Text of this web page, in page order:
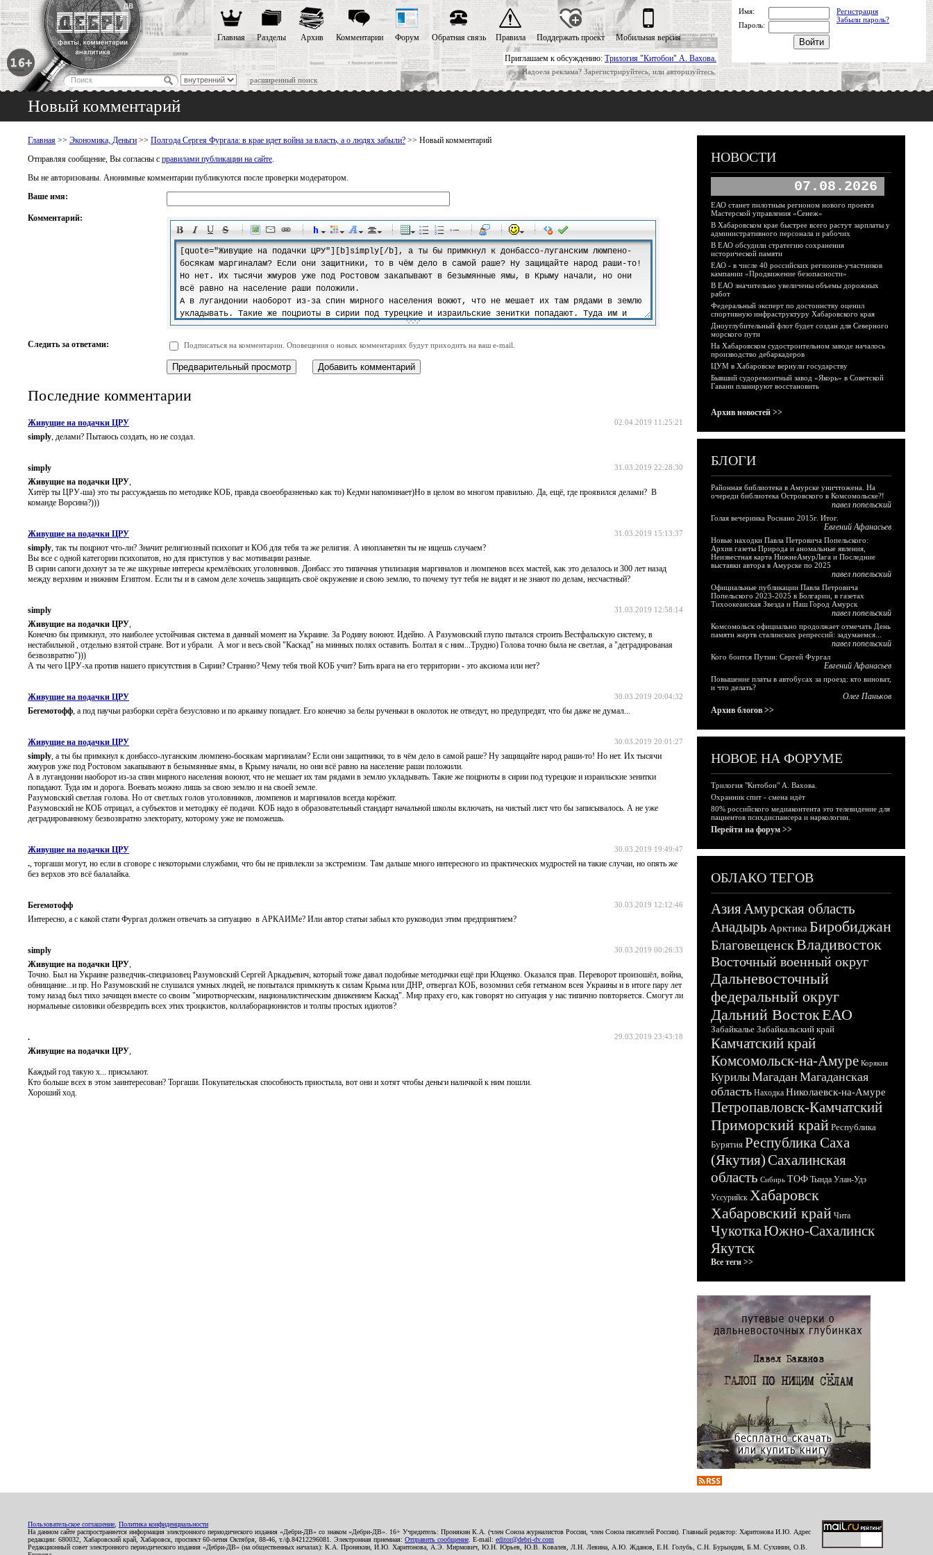
Приглашаем к обсуждению: Трилогия "Китобои" А. Вахова.
Надоела реклама? Зарегистрируйтесь, или авторизуйтесь.
расширенный поиск
Главная Разделы Архив Комментарии Форум Обратная связь Правила Поддержать проект Мобильная версия
Имя:
Регистрация
Забыли пароль?
Пароль:
Новый комментарий
Главная >> Экономика, Деньги >> Полгода Сергея Фургала: в крае идет война за власть, а о людях забыли? >> Новый комментарий
Отправляя сообщение, Вы согласны с правилами публикации на сайте.
Вы не авторизованы. Анонимные комментарии публикуются после проверки модератором.
Ваше имя:
Комментарий:
-
-
-
-
-
-
-
-
-
-
-
-
-
-
-
-
-
-
-
-
-
-
-
-
-
-
-
-
-
-
-
-
-
-
-
-
-
-
-
-
-
-
-
-
-
-
-
-
-
-
-
-
-
-
-
-
-
-
Следить за ответами: Подписаться на комментарии. Оповещения о новых комментариях будут приходить на ваш e-mail.
Последние комментарии
02.04.2019 11:25:21
Живущие на подачки ЦРУ
simply , делами? Пытаюсь создать, но не создал.
31.03.2019 22:28:30
simply
Живущие на подачки ЦРУ
Хитёр ты ЦРУ-ша) это ты рассуждаешь по методике КОБ, правда своеобразненько как то) Кедми напоминает)Но в целом во многом правильно. Да, ещё, где проявился делами? В
команде Ворсина?)))
31.03.2019 15:13:37
Живущие на подачки ЦРУ
simply , так ты поцриот что-ли? Значит религиозный психопат и КОб для тебя та же религия. А инопланетян ты не ищешь случаем?
Вы все с одной категории психопатов, но для приступов у вас мотивации разные.
В сирии сапоги дохнут за те же шкурные интересы кремлёвских уголовников. Донбасс это типичная утилизация маргиналов и люмпенов всех мастей, как это делалось и 300 лет назад
между верхним и нижним Египтом. Если ты и в самом деле хочешь защищать своё окружение и свою землю, то почему тут тебя не видят и не знают по делам, несчастный?
31.03.2019 12:58:14
simply
Живущие на подачки ЦРУ
Конечно бы примкнул, это наиболее устойчивая система в данный момент на Украине. За Родину воюют. Идейно. А Разумовский глупо пытался строить Вестфальскую систему, в
нестабильной , отдельно взятой стране. Вот и убрали. А мог и весь свой "Каскад" на минных полях оставить. Болтал я с ним...Трудно) Голова точно была не светлая, а "деградированая
безвозвратно")))
А ты чего ЦРУ-ха против нашего присутствия в Сирии? Странно? Чему тебя твой КОБ учит? Бить врага на его территории - это аксиома или нет?
30.03.2019 20:04:32
Живущие на подачки ЦРУ
Бегемотофф , а под паучьи разборки серёга безусловно и по аркаиму попадает. Его конечно за белы рученьки в околоток не отведут, но предупредят, что бы даже не думал...
30.03.2019 20:01:27
Живущие на подачки ЦРУ
simply , а ты бы примкнул к донбассо-луганским люмпено-босякам маргиналам? Если они защитники, то в чём дело в самой раше? Ну защищайте народ раши-то! Но нет. Их тысячи
жмуров уже под Ростовом закапывают в безымянные ямы, в Крыму начали, но они всё равно на население раши положили.
А в лугандонии наоборот из-за спин мирного населения воюют, что не мешает их там рядами в землю укладывать. Такие же поцриоты в сирии под турецкие и израильские зенитки
попадают. Туда им и дорога. Воевать можно лишь за свою землю и на своей земле.
Разумовский светлая голова. Но от светлых голов уголовников, люмпенов и маргиналов всегда корёжит.
Разумовский не КОБ отрицал, а субъектов и методику её подачи. КОБ надо в образовательный стандарт начальной школы включать, на чистый лист что бы записывалось. А не уже
деградированному безвозвратно электорату, которому уже не поможешь.
30.03.2019 19:49:47
Живущие на подачки ЦРУ
. , торгаши могут, но если в сговоре с некоторыми службами, что бы не привлекли за экстремизм. Там дальше много интересного из практических мудростей на такие случаи, но опять же
без верхов это всё балалайка.
30.03.2019 12:12:46
Бегемотофф
Интересно, а с какой стати Фургал должен отвечать за ситуацию в АРКАИМе? Или автор статьи забыл кто руководил этим предприятием?
30.03.2019 00:26:33
simply
Живущие на подачки ЦРУ
Точно. Был на Украине разведчик-спецназовец Разумовский Сергей Аркадьевич, который тоже давал подобные методички ещё при Ющенко. Оказался прав. Переворот произошёл, война,
обнищание...и пр. Но Разумовский не слушался умных людей, не попытался примкнуть к силам Крыма или ДНР, отвергал КОБ, возомнил себя гетманом всея Украины и в итоге пару лет
тому назад был тихо зачищен вместе со своим "миротворческим, националистическим движением Каскад". Мир праху его, как говорят но ситуация у нас типично повторяется. Смогут ли
нормальные силовики обезвредить всех этих троцкистов, коллаборационистов и толпы простых идиотов?
29.03.2019 23:43:18
.
Живущие на подачки ЦРУ
Каждый год такую х... присылают.
Кто больше всех в этом заинтересован? Торгаши. Покупательская способность приостыла, вот они и хотят чтобы деньги наличкой к ним пошли.
Хороший ход.
НОВОСТИ
07.08.2026
ЕАО станет пилотным регионом нового проекта
Мастерской управления «Сенеж»
В Хабаровском крае быстрее всего растут зарплаты у
административного персонала и рабочих
В ЕАО обсудили стратегию сохранения
исторической памяти
ЕАО - в числе 40 российских регионов-участников
кампании «Продвижение безопасности»
В ЕАО значительно увеличены объемы дорожных
работ
Федеральный эксперт по достоинству оценил
спортивную инфраструктуру Хабаровского края
Дноуглубительный флот будет создан для Северного
морского пути
На Хабаровском судостроительном заводе началось
производство дебаркадеров
ЦУМ в Хабаровске вернули государству
Бывший судоремонтный завод «Якорь» в Советской
Гавани планируют восстановить
Архив новостей >>
БЛОГИ
Районная библиотека в Амурске уничтожена. На
очереди библиотека Островского в Комсомольске?!
павел попельский
Голая вечеринка Роснано 2015г. Итог.
Евгений Афанасьев
Новые находки Павла Петровича Попельского:
Архив газеты Природа и аномальные явления,
Неизвестная карта НижнеАмурЛага и Последние
выставки автора в Амурске по 2025
павел попельский
Официальные публикации Павла Петровича
Попельского 2023-2025 в Болгарии, в газетах
Тихоокеанская Звезда и Наш Город Амурск
павел попельский
Комсомольск официально продолжает отмечать День
памяти жертв сталинских репрессий: задумаемся...
павел попельский
Кого боится Путин: Сергей Фургал
Евгений Афанасьев
Повышение платы в автобусах за проезд: кто виноват,
и что делать?
Олег Паньков
Архив блогов >>
НОВОЕ НА ФОРУМЕ
Трилогия "Китобои" А. Вахова.
Охранник спит - смена идёт
80% российского медиаконтента это телевидение для
пациентов психдиспансера и наркологии.
Перейти на форум >>
ОБЛАКО ТЕГОВ
АзияАмурская область
Анадырь Арктика Биробиджан
БлаговещенскВладивосток
Восточный военный округ
Дальневосточный
федеральный округ
Дальний ВостокЕАО
Забайкалье Забайкальский край
Камчатский край
Комсомольск-на-Амуре Корякия
КурилыМагадан Магаданская
область Находка Николаевск-на-Амуре
Петропавловск-Камчатский
Приморский край Республика
Бурятия Республика Саха
(Якутия)Сахалинская
область Сибирь ТОФ Тында Улан-Удэ
Уссурийск Хабаровск
Хабаровский край Чита
ЧукоткаЮжно-Сахалинск
Якутск
Все теги >>
Пользовательское соглашение Политика конфиденциальности
На данном сайте распространяется информация электронного периодического издания «Дебри-ДВ» со знаком «Дебри-ДВ». 16+ Учредитель: Пронякин К.А. (член Союза журналистов России, член Союза писателей России). Главный редактор: Харитонова И.Ю. Адрес
редакции: 680032, Хабаровский край, Хабаровск, проспект 60-летия Октября, 88-46, т./ф.84212296081. Электронная приемная: Отправить сообщение . E-mail: editor@debri-dv.com
Редакционный совет электронного периодического издания «Дебри-ДВ» (на общественных началах): К.А. Пронякин, И.Ю. Харитонова, А.Э. Мирмович, Ю.Н. Юрьев, Ю.В. Ковалев, Л.Н. Левина, А.Ю. Жданов, Е.Н. Голубь, С.Н. Бурындин, Б.М. Сухинин, О.В.